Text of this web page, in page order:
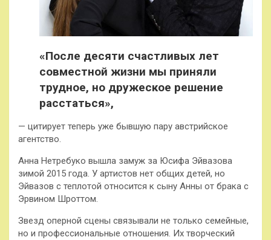
«После десяти счастливых лет
совместной жизни мы приняли
трудное, но дружеское решение
расстаться»,
— цитирует теперь уже бывшую пару австрийское
агентство.
Анна Нетребуко вышла замуж за Юсифа Эйвазова
зимой 2015 года. У артистов нет общих детей, но
Эйвазов с теплотой относится к сыну Анны от брака с
Эрвином Шроттом.
Звезд оперной сцены связывали не только семейные,
но и профессиональные отношения. Их творческий